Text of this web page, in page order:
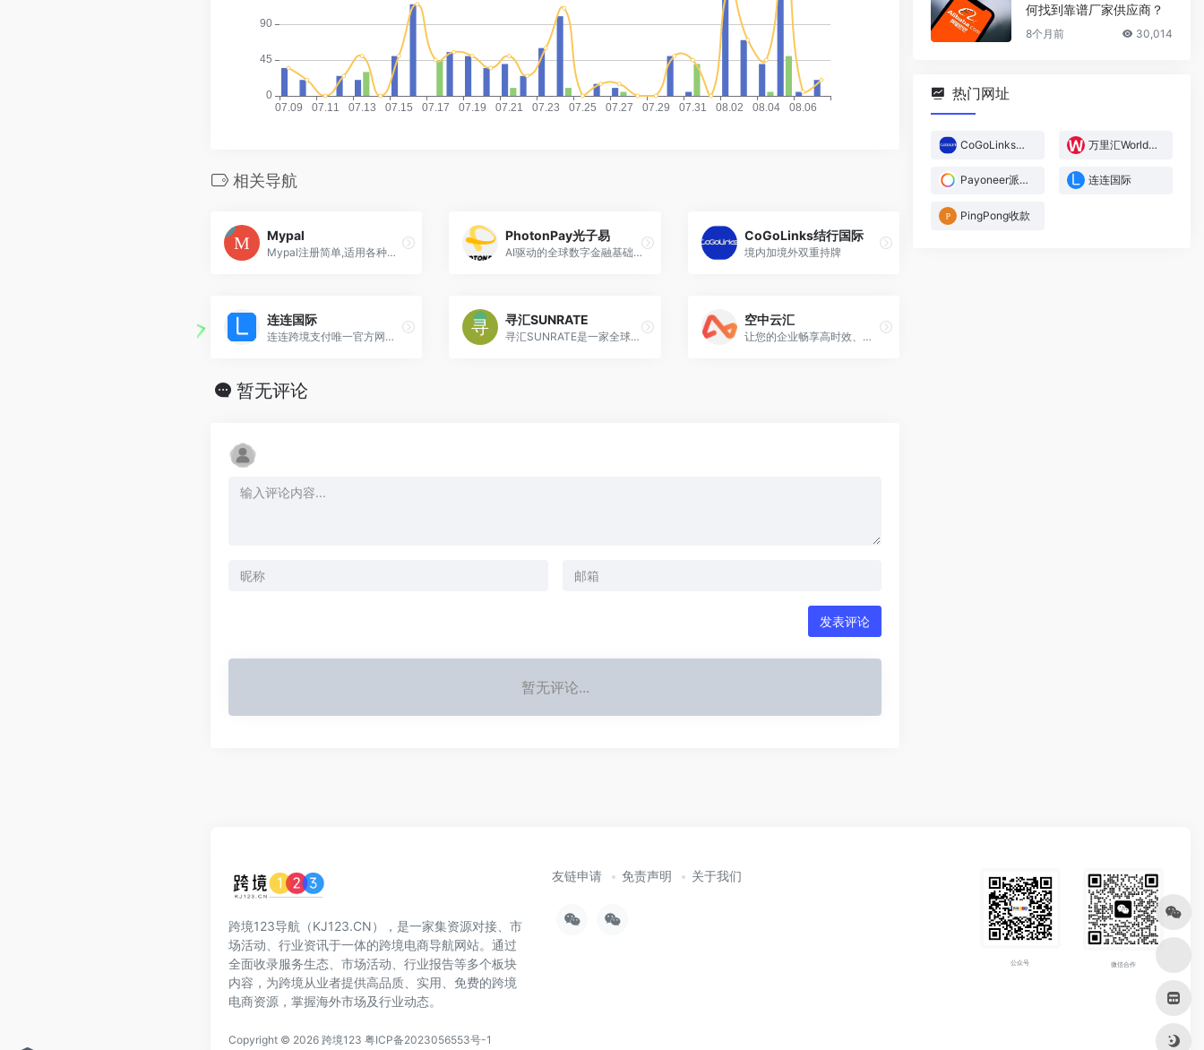
相关导航
Mypal
Mypal注册简单,适用各种跨境支付场景.
PhotonPay光子易
AI驱动的全球数字金融基础设施平台
CoGoLinks结行国际
境内加境外双重持牌
连连国际
连连跨境支付唯一官方网站，连连国际是专业安全高效的全球跨境电商收款支付平台，支持亚马逊Amazon、ebay、wish、shopee等第三方的跨境电商外贸收款。
寻汇SUNRATE
寻汇SUNRATE是一家全球支付与财资管理服务商,作为外贸收款机构,打造全球收付款在线平台,支持外贸B2B/跨境电商/航旅等行业的贸易收付款,多个国家和地区牌照,合规安全,收款后可直接提现,向供应商打款,欢迎了解!
空中云汇
让您的企业畅享高时效、低成本的多币种全球收付。立即注册。
暂无评论
发表评论
暂无评论...
何找到靠谱厂家供应商？
8个月前 30,014
热门网址
CoGoLinks结行国际 万里汇WorldFirst
Payoneer派安盈 连连国际
PingPong收款
跨境123导航（KJ123.CN），是一家集资源对接、市
场活动、行业资讯于一体的跨境电商导航网站。通过
全面收录服务生态、市场活动、行业报告等多个板块
内容，为跨境从业者提供高品质、实用、免费的跨境
电商资源，掌握海外市场及行业动态。
友链申请 免责声明 关于我们
公众号 微信合作
Copyright © 2026 跨境123 粤ICP备2023056553号-1